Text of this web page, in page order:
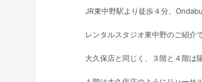
JR東中野駅より徒歩４分、
レンタルスタジオ東中野のご紹介
大久保店と同じく、３階と４階は